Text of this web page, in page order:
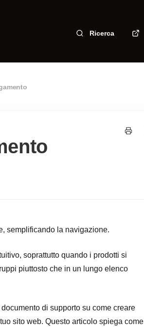
Ricerca
semplificando la navigazione.
soprattutto quando i prodotti si
piuttosto che in un lungo elenco
di supporto su come creare
sito web. Questo articolo spiega come